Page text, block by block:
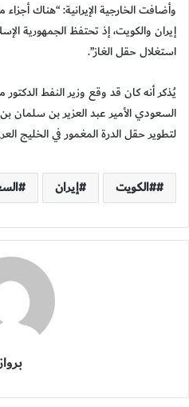
وأضافت الخارجية الإيرانية: “هناك
إيران والكويت، إذ تحتفظ الجمهورية
استغلال حقل الغاز”.
يُذكر أنه كان قد وقع وزير النفط
السعودي الأمير عبد العزير بن سلمان
لتطوير حقل الدرة المغمور في الخليج
#الكويت إيران